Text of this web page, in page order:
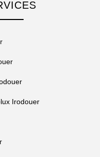
Irodouer